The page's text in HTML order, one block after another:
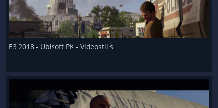
E3 2018 - Ubisoft PK - Videostills